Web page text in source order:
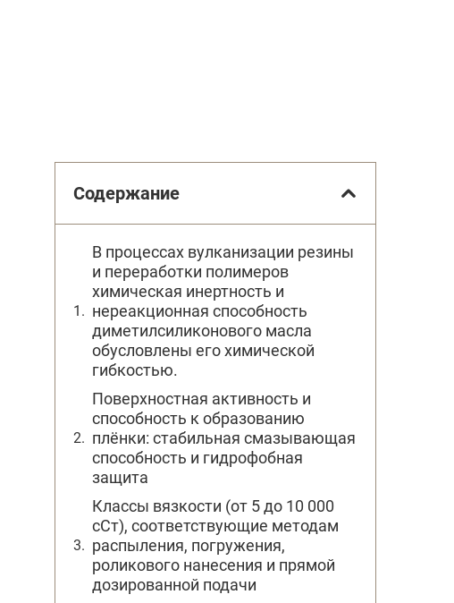
Содержание
В процессах вулканизации резины
и переработки полимеров
химическая инертность и
нереакционная способность
диметилсиликонового масла
обусловлены его химической
гибкостью.
Поверхностная активность и
способность к образованию
плёнки: стабильная смазывающая
способность и гидрофобная
защита
Классы вязкости (от 5 до 10 000
сСт), соответствующие методам
распыления, погружения,
роликового нанесения и прямой
дозированной подачи